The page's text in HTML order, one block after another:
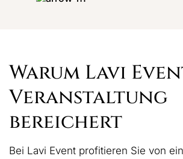
Warum Lavi
Veranstaltung
bereichert
Bei Lavi Event profitieren Sie von